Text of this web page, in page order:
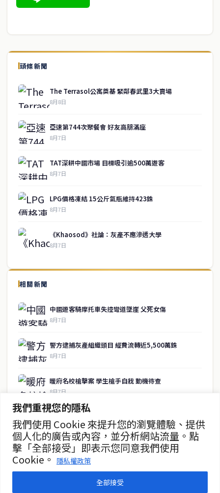
我們重視您的隱私
我們使用 Cookie 來提升您的瀏覽體驗、提供
個人化的廣告或內容，並分析網站流量。點
擊「全部接受」即表示您同意我們使用
Cookie。
隱私權政策
全部接受
頭條新聞
The Terrasol公寓奠基 緊鄰春武里3大賣場
8月8日
亞速第744次聚餐會 好友高朋滿座
8月7日
TAT深耕中國市場 目標吸引逾500萬遊客
8月7日
LPG價格凍結 15公斤氣瓶維持423銖
8月7日
《Khaosod》社論：灰產不應滲透大學
8月7日
相關新聞
中國遊客騎摩托車失控彎道墜崖 父死女傷
8月7日
警方逮捕灰產組織頭目 經費流轉近5,500萬銖
8月7日
暖府名校槍擊案 學生槍手自戕 動機待查
8月7日
8月7日
MotoGP官宣泰國連續三年辦開幕戰
8月7日
泰國中文新聞（TCN）是一家總部設於曼谷的中文新聞媒體，致力於
報導泰國當地政治、經濟、華人社群與社會時事，為在泰華人讀者提
供即時、客觀、多元的中文新聞內容。
快速連結
即時
政治
財經
綜合
工商
聯絡資訊
歡迎來信洽詢合作事宜
或提供新聞線索
service@thaichinesenews.com
service@thaichinesenews.com ↑ 回到頂端